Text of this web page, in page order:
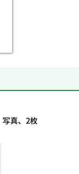
写真、2枚